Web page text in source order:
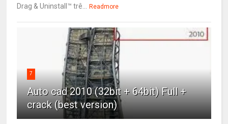
Drag & Uninstall™ trê...
Readmore
7
Auto cad 2010 (32bit + 64bit) Full +
crack (best version)